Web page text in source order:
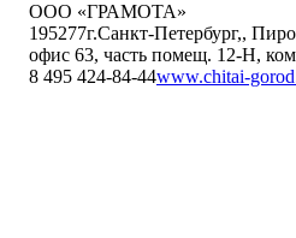
ООО «ГРАМОТА»
195277г.Санкт-Петербург,,
офис 63, часть помещ. 12-Н,
8 495 424-84-44www.chitai-